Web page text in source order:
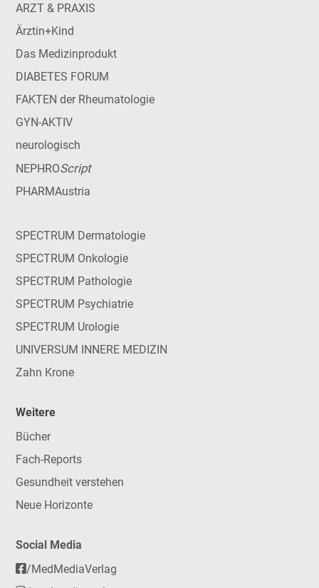
ARZT & PRAXIS
Ärztin+Kind
Das Medizinprodukt
DIABETES FORUM
FAKTEN der Rheumatologie
GYN-AKTIV
neurologisch
NEPHROScript
PHARMAustria
SPECTRUM Dermatologie
SPECTRUM Onkologie
SPECTRUM Pathologie
SPECTRUM Psychiatrie
SPECTRUM Urologie
UNIVERSUM INNERE MEDIZIN
Zahn Krone
Weitere
Bücher
Fach-Reports
Gesundheit verstehen
Neue Horizonte
Social Media
/MedMediaVerlag